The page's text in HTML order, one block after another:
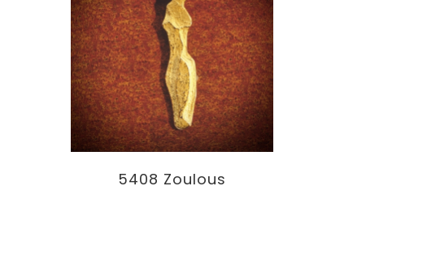
5408 Zoulous